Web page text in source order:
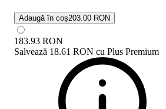
Adaugă în coș203.00 RON
183.93 RON
Salvează 18.61 RON cu Plus Premium